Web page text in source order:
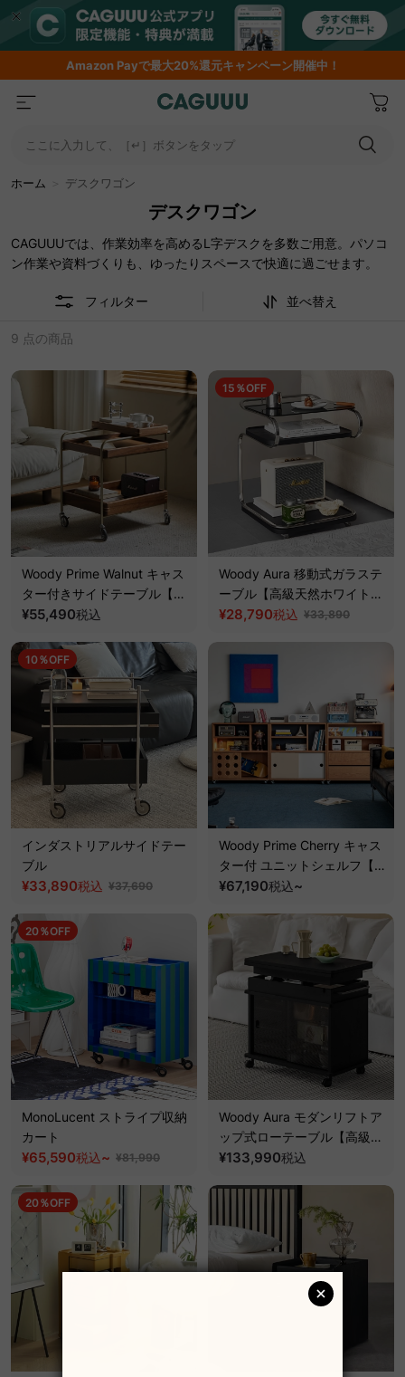
AmazonPayで最大20%還元キャンペーン開催中！
ここに入力して、［↵］ボタンをタップ
ホーム デスクワゴン
デスクワゴン
CAGUUUでは、作業効率を高めるL字デスクを多数ご用意。パソコ
ン作業や資料づくりも、ゆったりスペースで快適に過ごせます。
フィルター 並べ替え
9 点の商品
Woody Prime Walnut キャス
ター付きサイドテーブル【高
級天然ブラックウォールナッ
¥55,490税込
15％OFF
Woody Aura 移動式ガラステ
ーブル【高級天然ホワイトア
ッシュ材】
¥28,790税込 ¥33,890
10％OFF
インダストリアルサイドテー
ブル
¥33,890税込 ¥37,690
Woody Prime Cherry キャス
ター付 ユニットシェルフ【高
級天然チェリー材】
¥67,190税込~
20％OFF
MonoLucent ストライプ収納
カート
¥65,590税込~ ¥81,990
Woody Aura モダンリフトア
ップ式ローテーブル【高級天
然ホワイトアッシュ材】
¥133,990税込
20％OFF